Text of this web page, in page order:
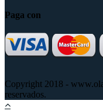
Paga con
Copyright 2018 -
reservados.